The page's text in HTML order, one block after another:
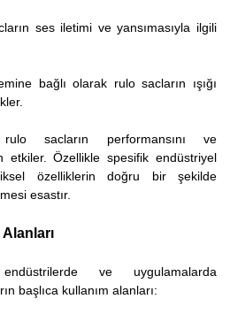
ses iletimi ve yansımasıyla ilgili
bağlı olarak rulo sacların ışığı
sacların performansını ve
etkiler. Özellikle spesifik endüstriyel
özelliklerin doğru bir şekilde
esastır.
ve uygulamalarda
başlıca kullanım alanları: